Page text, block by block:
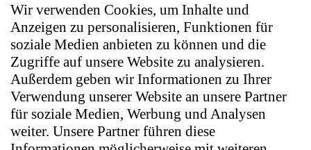
Wir verwenden Cookies, um Inhalte und
Anzeigen zu personalisieren, Funktionen für
soziale Medien anbieten zu können und die
Zugriffe auf unsere Website zu analysieren.
Außerdem geben wir Informationen zu Ihrer
Verwendung unserer Website an unsere Partner
für soziale Medien, Werbung und Analysen
weiter. Unsere Partner führen diese